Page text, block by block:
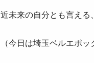
近未来の自分とも言える
（今日は埼玉ベルエポ